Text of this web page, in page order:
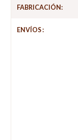
FABRICACIÓN:
ENVÍOS :